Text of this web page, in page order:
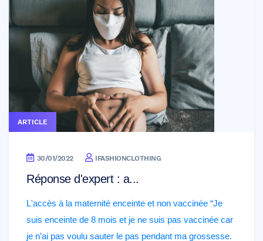
ARTICLE
30/01/2022 IFASHIONCLOTHING
Réponse d'expert : a...
L'accès à la maternité enceinte et non vaccinée “Je
suis enceinte de 8 mois et je ne suis pas vaccinée car
je n’ai pas voulu sauter le pas pendant ma grossesse.